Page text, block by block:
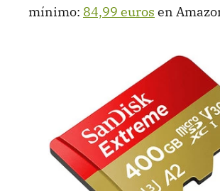
mínimo: 84,99 euros en